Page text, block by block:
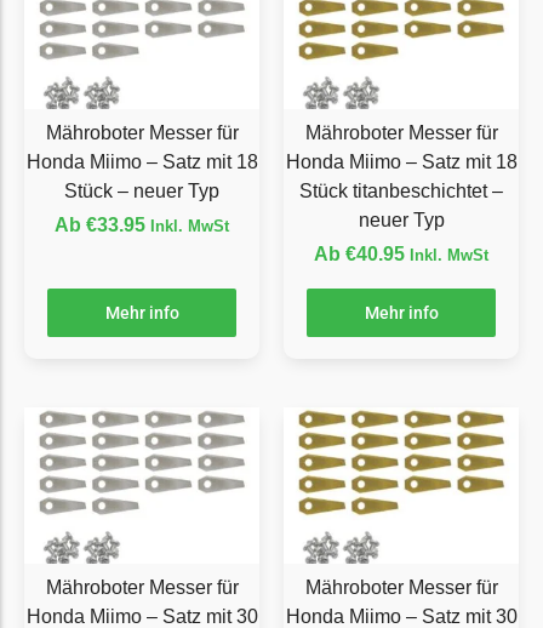
Begrenzungsdraht
Florabest
Florabest Messer
Begrenzungsdraht
Flymo
Flymo Messer
Garden Feelings
Garden Feelings Messer
Begrenzungsdraht
Greenworks
Greenworks Messer
Begrenzungsdraht
Mähroboter Messer für
Honda Miimo – Satz mit 18
Stück – neuer Typ
Ab €33.95 Inkl. MwSt
Mehr info
Mähroboter Messer für
Honda Miimo – Satz mit 18
Stück titanbeschichtet –
neuer Typ
Ab €40.95 Inkl. MwSt
Mehr info
Mähroboter Messer für
Honda Miimo – Satz mit 30
Mähroboter Messer für
Honda Miimo – Satz mit 30